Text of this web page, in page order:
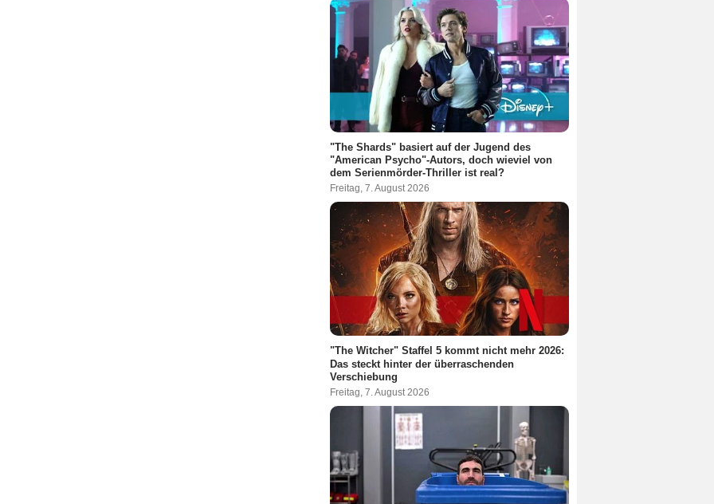
"The Shards" basiert auf der Jugend des
"American Psycho"-Autors, doch wieviel von
dem Serienmörder-Thriller ist real?
Freitag, 7. August 2026
"The Witcher" Staffel 5 kommt nicht mehr 2026:
Das steckt hinter der überraschenden
Verschiebung
Freitag, 7. August 2026